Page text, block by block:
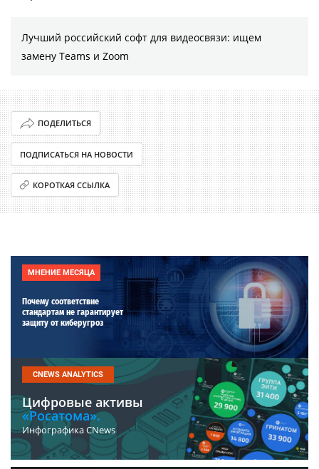
Лучший российский софт для видеосвязи: ищем
замену Teams и Zoom
ПОДЕЛИТЬСЯ
ПОДПИСАТЬСЯ НА НОВОСТИ
КОРОТКАЯ ССЫЛКА
МНЕНИЕ МЕСЯЦА
Почему соответствие
стандартам не гарантирует
защиту от киберугроз
CNEWS ANALYTICS
Цифровые активы
«Росатома».
Инфографика CNews